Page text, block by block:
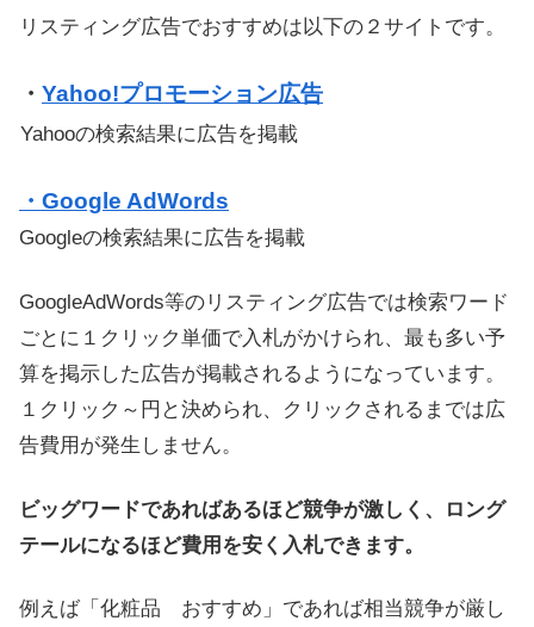
リスティング広告でおすすめは以下の２サイトです。
・ Yahoo!プロモーション広告
Yahooの検索結果に広告を掲載
・Google AdWords
Googleの検索結果に広告を掲載
GoogleAdWords等のリスティング広告では検索ワード
ごとに１クリック単価で入札がかけられ、最も多い予
算を掲示した広告が掲載されるようになっています。
１クリック～円と決められ、クリックされるまでは広
告費用が発生しません。
ビッグワードであればあるほど競争が激しく、ロング
テールになるほど費用を安く入札できます。
例えば「化粧品 おすすめ」であれば相当競争が厳し